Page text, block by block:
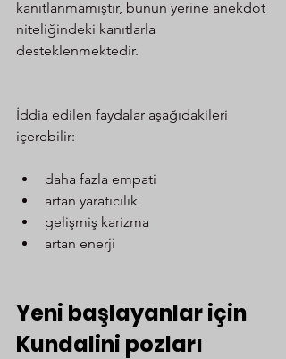
kanıtlanmamıştır, bunun yerine anekdot
niteliğindeki kanıtlarla
desteklenmektedir.
İddia edilen faydalar aşağıdakileri
içerebilir:
daha fazla empati
artan yaratıcılık
gelişmiş karizma
artan enerji
Yeni başlayanlar için
Kundalini pozları